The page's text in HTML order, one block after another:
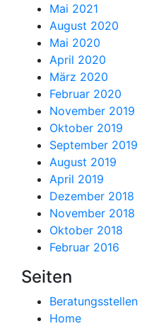
Mai 2021
August 2020
Mai 2020
April 2020
März 2020
Februar 2020
November 2019
Oktober 2019
September 2019
August 2019
April 2019
Dezember 2018
November 2018
Oktober 2018
Februar 2016
Seiten
Beratungsstellen
Home